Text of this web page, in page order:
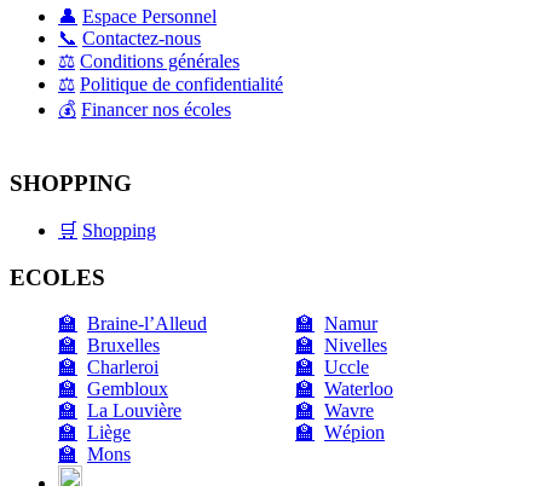
👤 Espace Personnel
📞 Contactez-nous
⚖️ Conditions générales
⚖️ Politique de confidentialité
💰 Financer nos écoles
SHOPPING
🛒 Shopping
ECOLES
🏫 Braine-l’Alleud
🏫 Bruxelles
🏫 Charleroi
🏫 Gembloux
🏫 La Louvière
🏫 Liège
🏫 Mons
🏫 Namur
🏫 Nivelles
🏫 Uccle
🏫 Waterloo
🏫 Wavre
🏫 Wépion